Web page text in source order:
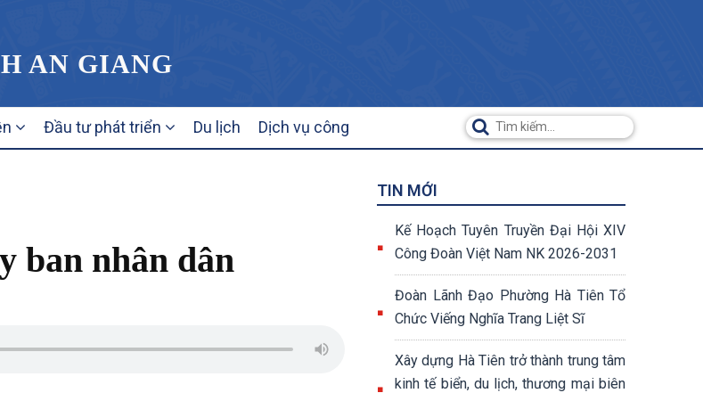
AN GIANG
Đầu tư phát triển Du lịch Dịch vụ công
ban nhân dân
TIN MỚI
Kế Hoạch Tuyên Truyền Đại Hội XIV
Công Đoàn Việt Nam NK 2026-2031
Đoàn Lãnh Đạo Phường Hà Tiên Tổ
Chức Viếng Nghĩa Trang Liệt Sĩ
Xây dựng Hà Tiên trở thành trung tâm
kinh tế biển, du lịch, thương mại biên